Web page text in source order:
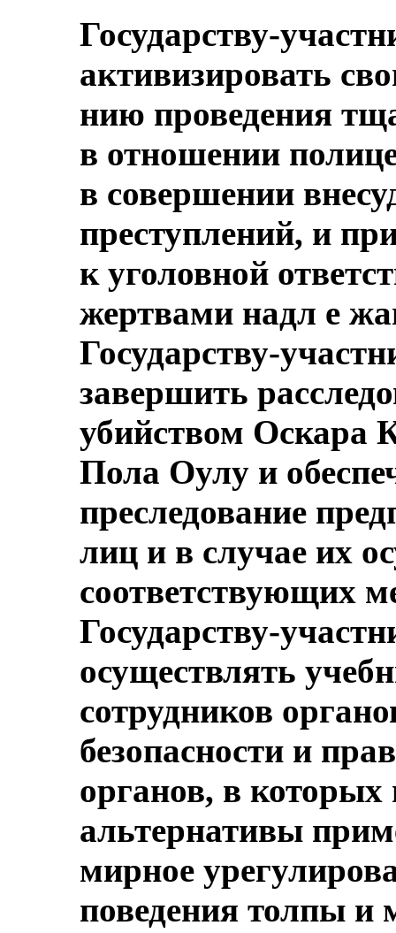
Государству-
активизировать
нию проведения
в отношении
в совершении
преступлений, и
к уголовной
жертвами надл е
Государству-
завершить
убийством Оскара
Пола Оулу и
преследование
лиц и в случае их
соответствующих
Государству-
осуществлять
сотрудников
безопасности и
органов, в
альтернативы
мирное
поведения толпы и